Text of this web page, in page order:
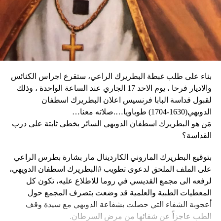
وكان شي قد كرّر الإثنين رغبته في العمل بهدف التوصل إلى حلّ
سياسي للحرب في أوكرانيا. وأيّد «هدنة أولمبية» دعا إليها
ماكرون لمناسبة أولمبياد باريس هذا الصيف.
نداء الوطن
الثلاثاء، كما أبلغ عن أعمال نهب في بعض الأحياء.
وقال دارين: “المواطنون في حالة رعب، على الرغم من أن
زعيم العصابة جيمي شيريزير دعا المواطنين إلى عدم الخوف
عندما رأوا عصابته تحمل أسلحة، وقال إنهم يريدون فقط الإطاحة
وحاولت مجموعة من أفراد العصابات المدججين بالسلاح، يوم
الإثنين، السيطرة على مطار توسان لوفرتور الدولي، الأكبر في
البلاد، وتبادلوا إطلاق النار مع الشرطة والجنود، مما أدى إلى
إلغاء جميع الرحلات الداخلية والدولية.
ألف شخص من منازلهم منذ عطلة نهاية الأسبوع بسبب أعمال
العنف.
وقال رجل من هايتي يدعى نيكولا لوكالة رويترز للأنباء: “أجبرتنا
بناء على طلب غبطة البطريرك الراعي، ستقرع اجراس الكنائس
والاديار فرحا ، يوم الاحد 17 الجاري عند الساعة الواحدة ، وذلك
لقبول قداسة البابا فرنسيس اعلان البطريرك اسطفان
الدويهي(1630-1704) طوباويا….صلاته معنا…
مَن هو البطريرك اسطفان الدويهي السائر بخطى ثابتة على درب
القداسة؟
بتوقيع البطريرك الماروني الكاردينال مار بشارة بطرس الراعي
على الملف الملحق لدعوى تطويب #البطريرك اسطفان الدويهي،
لرفعه الى مجمع القديسي في روما للاطلاع عليه، تكون كل
المعطيات الطبية والعلمية قد وضعت بتصرف المجمع حول
أعجوبة الشفاء التي حصلت بشفاعة الدويهي مع سيدة وقف
الطب عاجزاً عن شفائها من مرض السرطان.